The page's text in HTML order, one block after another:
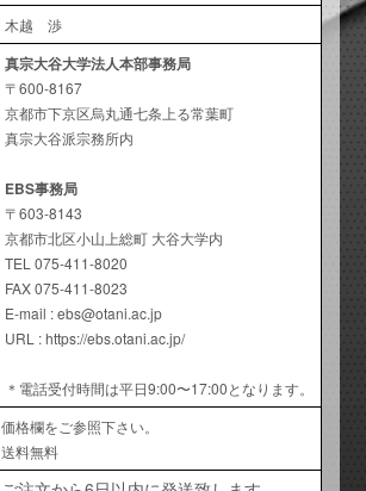
木越 渉
真宗大谷大学法人本部事務局
〒600-8167
京都市下京区烏丸通七条上る常葉町
真宗大谷派宗務所内
EBS事務局
〒603-8143
京都市北区小山上総町 大谷大学内
TEL 075-411-8020
FAX 075-411-8023
E-mail : ebs@otani.ac.jp
URL : https://ebs.otani.ac.jp/
＊電話受付時間は平日9:00〜17:00となります。
価格欄をご参照下さい。
送料無料